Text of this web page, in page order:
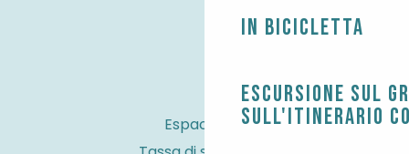
In bicicletta
Escursione sul
sull'itinerario
Espace Pro